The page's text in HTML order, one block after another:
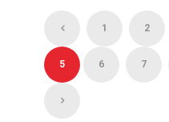
1 2
5 6 7